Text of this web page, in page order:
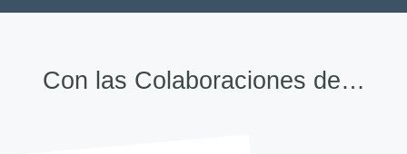
Con las Colaboraciones de…